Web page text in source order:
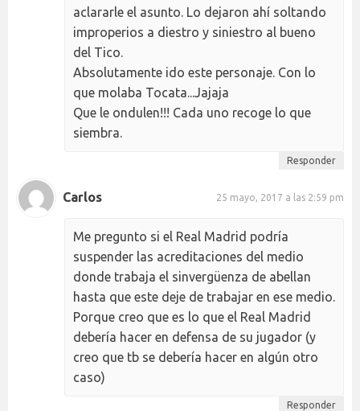
aclararle el asunto. Lo dejaron ahí soltando
improperios a diestro y siniestro al bueno
del Tico.
Absolutamente ido este personaje. Con lo
que molaba Tocata...Jajaja
Que le ondulen!!! Cada uno recoge lo que
siembra.
Responder
Carlos 25 mayo, 2017 a las 2:59 pm
Me pregunto si el Real Madrid podría
suspender las acreditaciones del medio
donde trabaja el sinvergüenza de abellan
hasta que este deje de trabajar en ese medio.
Porque creo que es lo que el Real Madrid
debería hacer en defensa de su jugador (y
creo que tb se debería hacer en algún otro
caso)
Responder